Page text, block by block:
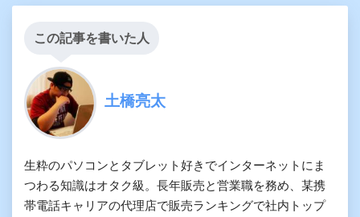
この記事を書いた人
土橋亮太
生粋のパソコンとタブレット好きでインターネットにま
つわる知識はオタク級。長年販売と営業職を務め、某携
帯電話キャリアの代理店で販売ランキングで社内トップ